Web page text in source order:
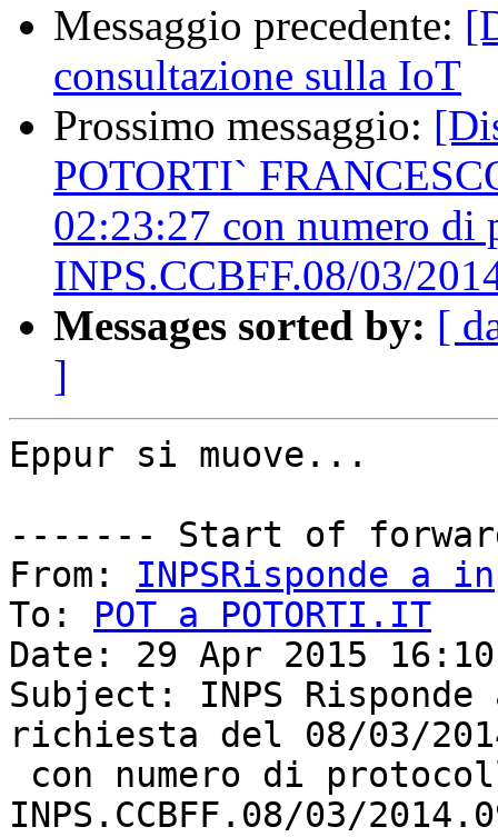
Messaggio precedente:
consultazione sulla IoT
Prossimo messaggio:
POTORTI`
02:23:27 con numero di
INPS.CCBFF.08/03/
Messages sorted by: [
]
Eppur si muove...
------- Start of
From: INPSRisponde a
To: POT a POTORTI.IT
Date: 29 Apr 2015
Subject: INPS Risponde
richiesta del 08/03/
INPS.CCBFF.08/03/